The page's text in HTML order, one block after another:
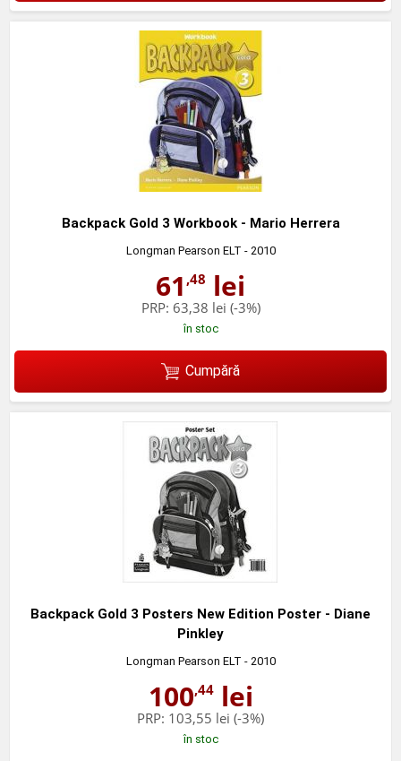
Backpack Gold 3 Workbook - Mario Herrera
Longman Pearson ELT - 2010
61 ,48 lei
PRP: 63,38 lei (-3%)
în stoc
Cumpără
Backpack Gold 3 Posters New Edition Poster - Diane
Pinkley
Longman Pearson ELT - 2010
100,44lei
PRP: 103,55 lei (-3%)
în stoc